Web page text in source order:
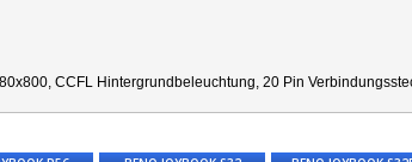
CCFL Hintergrundbeleuchtung, 20 Pin